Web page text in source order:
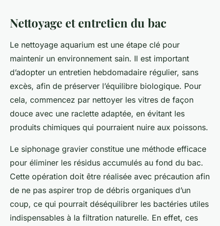
Nettoyage et entretien du bac
Le nettoyage aquarium est une étape clé pour
maintenir un environnement sain. Il est important
d’adopter un entretien hebdomadaire régulier, sans
excès, afin de préserver l’équilibre biologique. Pour
cela, commencez par nettoyer les vitres de façon
douce avec une raclette adaptée, en évitant les
produits chimiques qui pourraient nuire aux poissons.
Le siphonage gravier constitue une méthode efficace
pour éliminer les résidus accumulés au fond du bac.
Cette opération doit être réalisée avec précaution afin
de ne pas aspirer trop de débris organiques d’un
coup, ce qui pourrait déséquilibrer les bactéries utiles
indispensables à la filtration naturelle. En effet, ces